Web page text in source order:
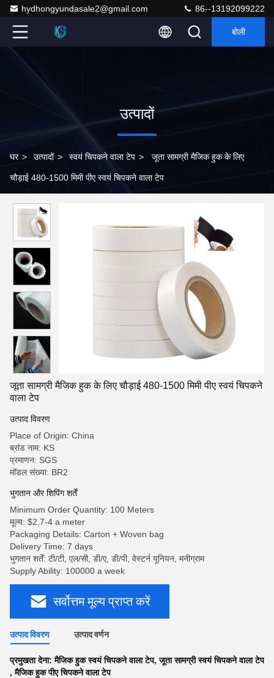
hydhongyundasale2@gmail.com 86--13192099222
बोली
उत्पादों
घर > उत्पादों > स्वयं चिपकने वाला टेप > जूता सामग्री मैजिक हुक के लिए
चौड़ाई 480-1500 मिमी पीए स्वयं चिपकने वाला टेप
जूता सामग्री मैजिक हुक के लिए चौड़ाई 480-1500 मिमी पीए स्वयं चिपकने
वाला टेप
उत्पाद विवरण
Place of Origin: China
ब्रांड नाम: KS
प्रमाणन: SGS
मॉडल संख्या: BR2
भुगतान और शिपिंग शर्तें
Minimum Order Quantity: 100 Meters
मूल्य: $2.7-4 a meter
Packaging Details: Carton + Woven bag
Delivery Time: 7 days
भुगतान शर्तें: टी/टी, एल/सी, डी/ए, डी/पी, वेस्टर्न यूनियन, मनीग्राम
Supply Ability: 100000 a week
सर्वोत्तम मूल्य प्राप्त करें
उत्पाद विवरण उत्पाद वर्णन
प्रमुखता देना:मैजिक हुक स्वयं चिपकने वाला टेप,जूता सामग्री स्वयं चिपकने वाला टेप
,मैजिक हुक पीए चिपकने वाला टेप